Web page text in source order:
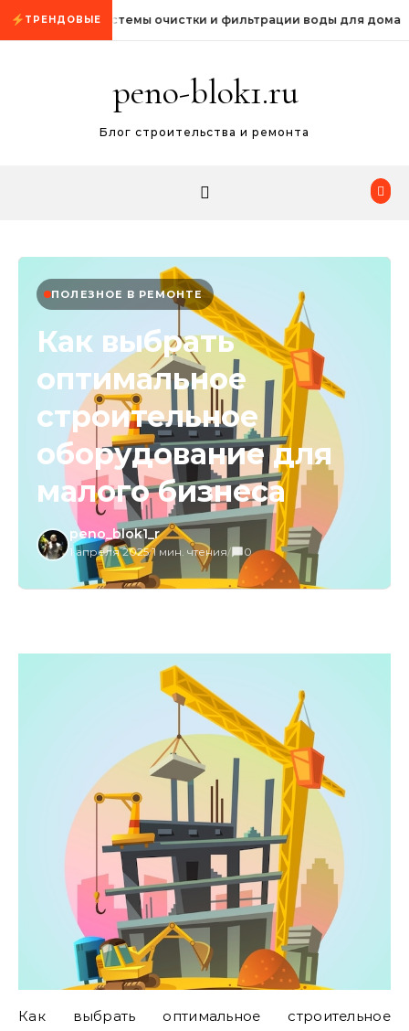
Промотать к содержимому
ТРЕНДОВЫЕСистемы очистки и фильтрации воды для дома
peno-blok1.ru
Блог строительства и ремонта
ПОЛЕЗНОЕ В РЕМОНТЕ
Как выбрать
оптимальное
строительное
оборудование для
малого бизнеса
peno_blok1_r
1 апреля 2025/1 мин. чтения/ 0
Как выбрать оптимальное строительное